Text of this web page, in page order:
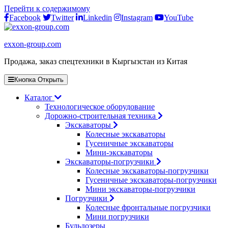
Перейти к содержимому
Facebook
Twitter Linkedin Instagram YouTube
exxon-group.com
Продажа, заказ спецтехники в Кыргызстан из Китая
Кнопка Открыть
Каталог
Технологическое оборудование
Дорожно-строительная техника
Экскаваторы
Колесные экскаваторы
Гусеничные экскаваторы
Мини-экскаваторы
Экскаваторы-погрузчики
Колесные экскаваторы-погрузчики
Гусеничные экскаваторы-погрузчики
Мини экскаваторы-погрузчики
Погрузчики
Колесные фронтальные погрузчики
Мини погрузчики
Бульдозеры